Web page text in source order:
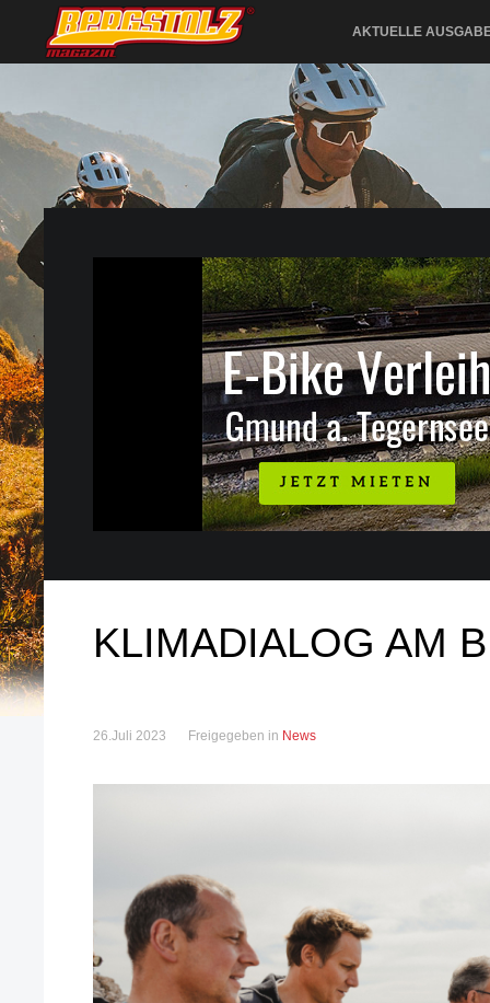
AKTUELLE
KLIMADIALOG AM
26.Juli 2023 Freigegeben in News